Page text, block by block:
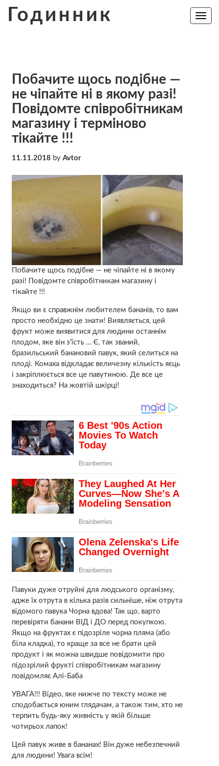
Годинник
Toggle
Побачите щось подібне —
не чіпайте ні в якому разі!
Повідомте співробітникам
магазину і терміново
тікайте !!!
11.11.2018 by Avtor
Побачите щось подібне — не чіпайте ні в якому
разі! Повідомте співробітникам магазину і
тікайте !!!
Якщо ви є справжнім любителем бананів, то вам
просто необхідно це знати! Виявляється, цей
фрукт може виявитися для людини останнім
плодом, яке він з’їсть … Є, так званий,
бразильський банановий павук, який селиться на
плоді. Комаха відкладає величезну кількість яєць
і закріплюється все це павутиною. Де все це
знаходиться? На жовтій шкірці!
Павуки дуже отруйні для людського організму,
адже їх отрута в кілька разів сильніше, ніж отрута
відомого павука Чорна вдова! Так що, варто
перевіряти банани ВІД і ДО перед покупкою.
Якщо на фруктах є підозріле чорна пляма (або
біла кладка), то краще за все не брати цей
продукт і як можна швидше повідомити про
підозрілий фрукті співробітникам магазину
повідомляє Алі-Баба
УВАГА!!! Відео, яке нижче по тексту може не
сподобається юним глядачам, а також тим, хто не
терпить будь-яку живність у якій більше
чотирьох лапок!
Цей павук живе в бананах! Він дуже небезпечний
для людини! Увага всім!